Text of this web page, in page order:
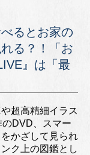
るとお家の
る？！「お
』は「最
超高精細イラス
のDVD、スマー
かざして見られ
ク上の図鑑とし